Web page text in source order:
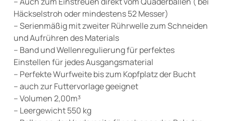
Häckselstroh oder mindestens 52 Messer)
– Serienmäßig mit zweiter Rührwelle zum Schneiden
und Aufrühren des Materials
– Band und Wellenregulierung für perfektes
Einstellen für jedes Ausgangsmaterial
– Perfekte Wurfweite bis zum Kopfplatz der Bucht
– auch zur Futtervorlage geeignet
– Volumen 2,00m³
– Leergewicht 550 kg